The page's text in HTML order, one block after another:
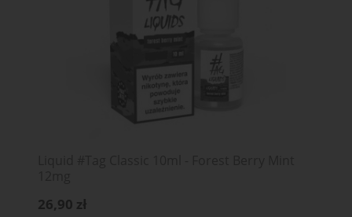
26,90 zł